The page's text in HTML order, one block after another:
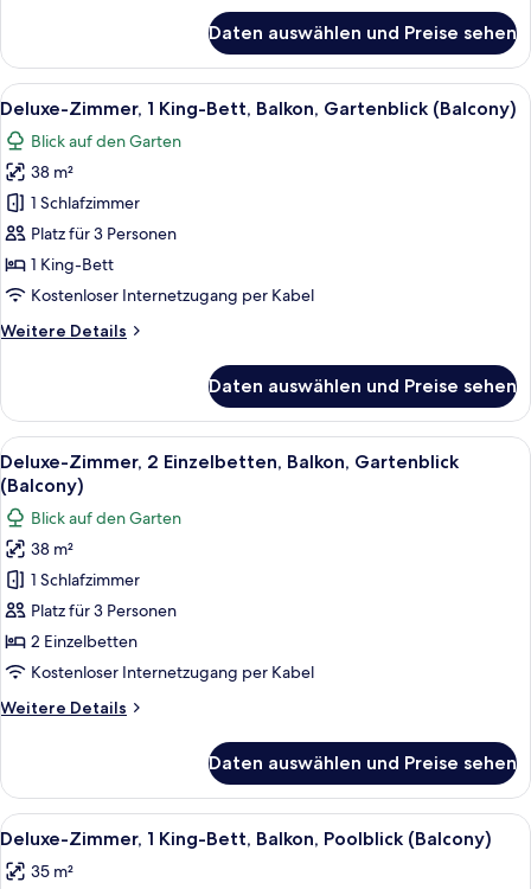
Zimmer,
2 Einzelbetten,
Balkon
Daten auswählen und Preise sehen
Alle
Fotos
für
Deluxe-
Zimmer,
1 King-
Bett,
Balkon,
(Balcony)
Ein Hotelzimmer mit einem großen
10
Deluxe-Zimmer, 1 King-Bett, Balkon, Gartenblick (Balcony)
Blick auf den Garten
38 m²
1 Schlafzimmer
Platz für 3 Personen
1 King-Bett
Kostenloser Internetzugang per Kabel
Weitere Details
Weitere
Zimmer,
1 King-
Bett,
Balkon,
Gartenblick
(Balcony)
Daten auswählen und Preise sehen
Alle
Fotos
für
Deluxe-
Zimmer,
2 Einzelbetten,
Balkon,
Gartenblick
(Balcony)
Ein Hotelzimmer mit zwei Betten,
6
Deluxe-Zimmer, 2 Einzelbetten, Balkon, Gartenblick
(Balcony)
Blick auf den Garten
38 m²
1 Schlafzimmer
Platz für 3 Personen
2 Einzelbetten
Kostenloser Internetzugang per Kabel
Weitere Details
Weitere
Zimmer,
2 Einzelbetten,
Balkon,
(Balcony)
Daten auswählen und Preise sehen
Alle
Fotos
für
Ein Hotelzimmer mit einem großen
7
Deluxe-Zimmer, 1 King-Bett, Balkon, Poolblick (Balcony)
35 m²